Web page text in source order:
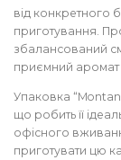
від конкретного
приготування.
збалансований
приємний аромат
Упаковка
що робить її
офісного
приготувати цю